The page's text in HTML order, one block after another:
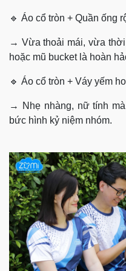
🔹 Áo cổ tròn + Quần ống
→ Vừa thoải mái, vừa thời
hoặc mũ bucket là hoàn
🔹 Áo cổ tròn + Váy yếm
→ Nhẹ nhàng, nữ tính
bức hình kỷ niệm nhóm.